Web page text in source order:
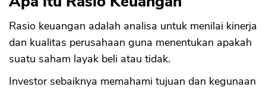
Rasio keuangan adalah analisa untuk menilai kinerja
dan kualitas perusahaan guna menentukan apakah
suatu saham layak beli atau tidak.
Investor sebaiknya memahami tujuan dan kegunaan